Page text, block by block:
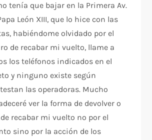
tenía que bajar en la Primera Av.
León XIII, que lo hice con las
habiéndome olvidado por el
de recabar mi vuelto, llame a
los teléfonos indicados en el
y ninguno existe según
las operadoras. Mucho
ver la forma de devolver o
recabar mi vuelto no por el
sino por la acción de los